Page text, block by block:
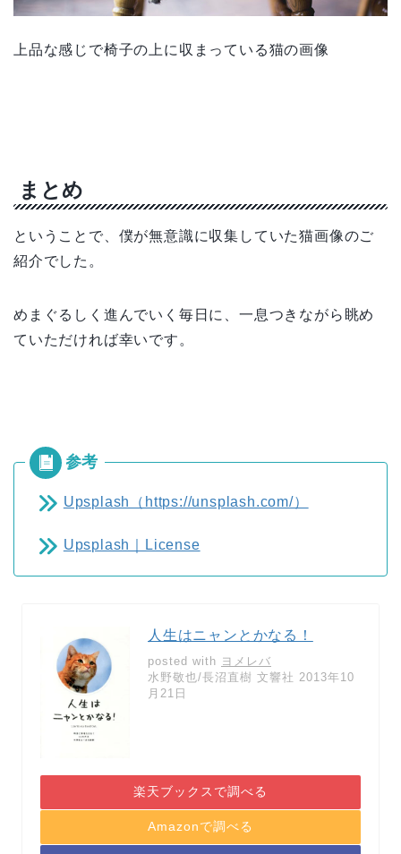
上品な感じで椅子の上に収まっている猫の画像
まとめ
ということで、僕が無意識に収集していた猫画像のご
紹介でした。
めまぐるしく進んでいく毎日に、一息つきながら眺め
ていただければ幸いです。
Upsplash（https://unsplash.com/）
Upsplash｜License
人生はニャンとかなる！
posted with ヨメレバ
水野敬也/長沼直樹 文響社 2013年10
月21日
楽天ブックスで調べる
Amazonで調べる